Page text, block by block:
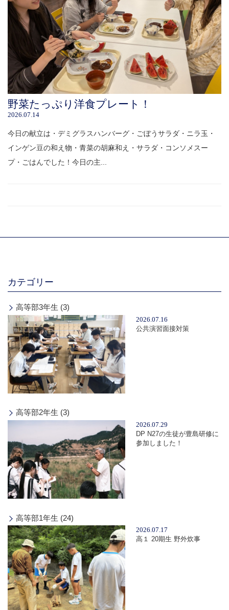
野菜たっぷり洋食プレート！
2026.07.14
今日の献立は・デミグラスハンバーグ・ごぼうサラダ・ニラ玉・
インゲン豆の和え物・青菜の胡麻和え・サラダ・コンソメスー
プ・ごはんでした！今日の主...
カテゴリー
高等部3年生 (3)
2026.07.16
公共演習面接対策
高等部2年生 (3)
2026.07.29
DP N27の生徒が豊島研修に
参加しました！
高等部1年生 (24)
2026.07.17
高１ 20期生 野外炊事